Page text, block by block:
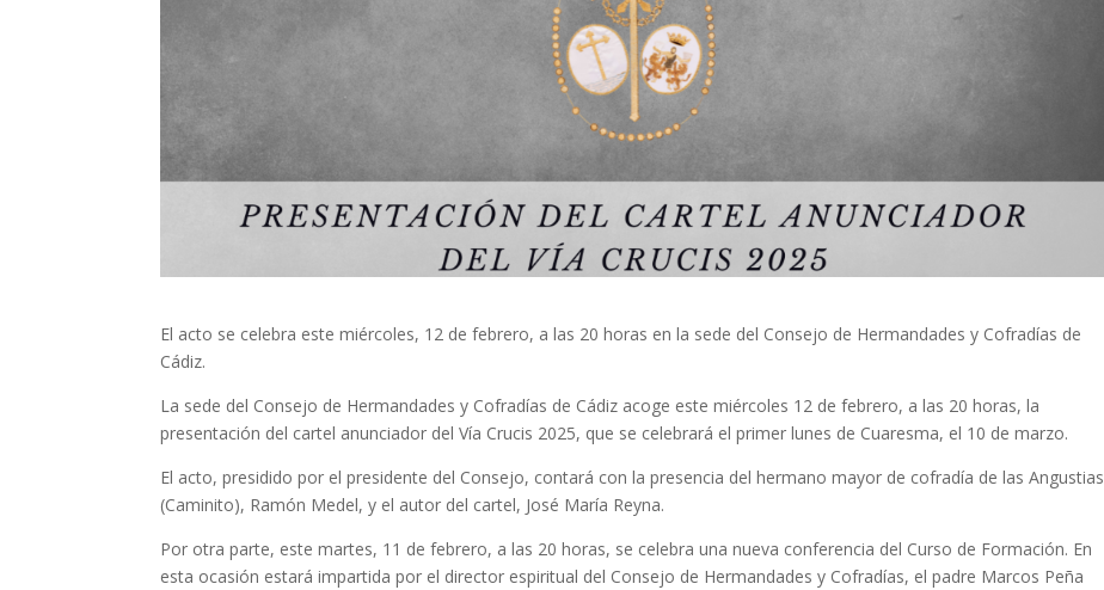
El acto se celebra este miércoles, 12 de febrero, a las 20 horas en la sede del Consejo de Hermandades y Cofradías de
Cádiz.
La sede del Consejo de Hermandades y Cofradías de Cádiz acoge este miércoles 12 de febrero, a las 20 horas, la
presentación del cartel anunciador del Vía Crucis 2025, que se celebrará el primer lunes de Cuaresma, el 10 de marzo.
El acto, presidido por el presidente del Consejo, contará con la presencia del hermano mayor de cofradía de las Angustias
(Caminito), Ramón Medel, y el autor del cartel, José María Reyna.
Por otra parte, este martes, 11 de febrero, a las 20 horas, se celebra una nueva conferencia del Curso de Formación. En
esta ocasión estará impartida por el director espiritual del Consejo de Hermandades y Cofradías, el padre Marcos Peña